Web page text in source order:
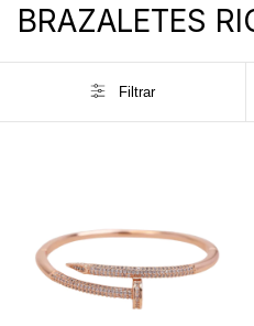
BRAZALETES
Filtrar